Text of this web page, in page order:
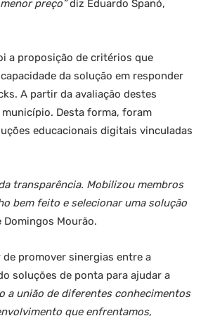
preço”diz Eduardo Spanó,
a proposição de critérios que
da solução em responder
A partir da avaliação destes
Desta forma, foram
educacionais digitais vinculadas
transparência. Mobilizou membros
bem feito e selecionar uma solução
Domingos Mourão.
promover sinergias entre a
soluções de ponta para ajudar a
a união de diferentes conhecimentos
que enfrentamos,